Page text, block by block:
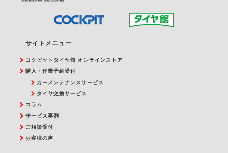
サイトメニュー
コクピットタイヤ館 オンラインストア
購入・作業予約受付
カーメンテナンスサービス
タイヤ交換サービス
コラム
サービス事例
ご相談受付
お客様の声